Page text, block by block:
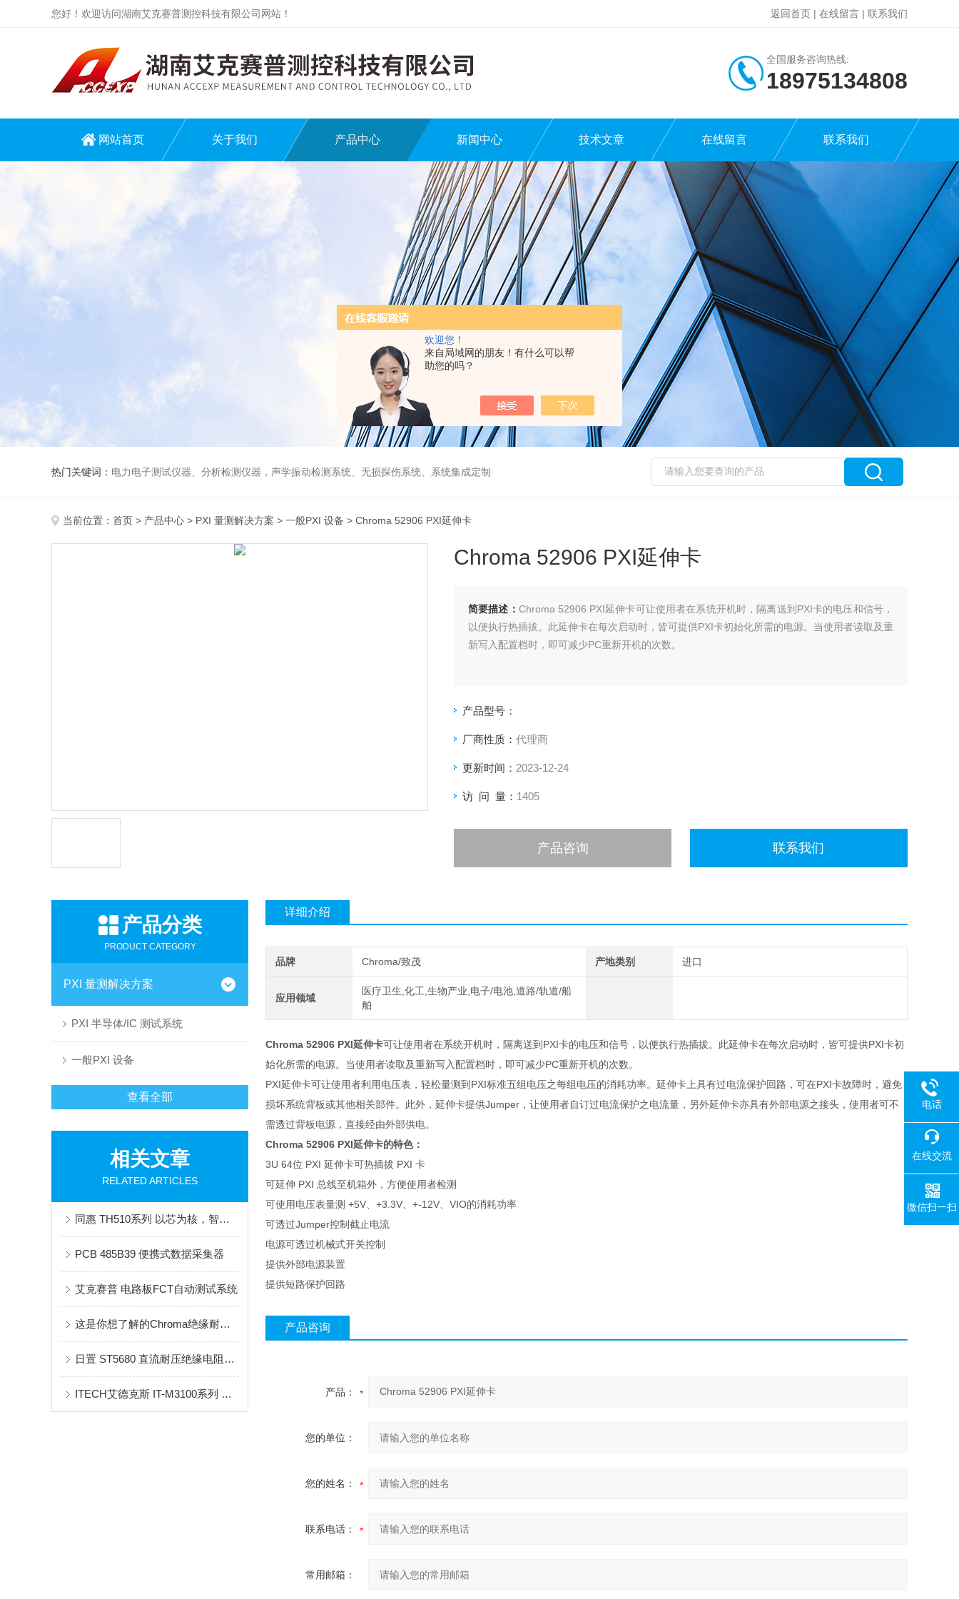
欢迎您！
来自局域网的朋友！有什么可以帮
助您的吗？
您好！欢迎访问湖南艾克赛普测控科技有限公司网站！ 返回首页 | 在线留言 | 联系我们
全国服务咨询热线:
18975134808
网站首页 关于我们 产品中心 新闻中心 技术文章 在线留言 联系我们
热门关键词： 电力电子测试仪器、分析检测仪器，声学振动检测系统、无损探伤系统、系统集成定制
当前位置： 首页 > 产品中心 > PXI 量测解决方案 > 一般PXI 设备 > Chroma 52906 PXI延伸卡
Chroma 52906 PXI延伸卡
简要描述： Chroma 52906 PXI延伸卡可让使用者在系统开机时，隔离送到PXI卡的电压和信号，
以便执行热插拔。此延伸卡在每次启动时，皆可提供PXI卡初始化所需的电源。当使用者读取及重
新写入配置档时，即可减少PC重新开机的次数。
产品型号：
厂商性质： 代理商
更新时间： 2023-12-24
访 问 量： 1405
产品咨询 联系我们
产品分类
PRODUCT CATEGORY
PXI 量测解决方案
PXI 半导体/IC 测试系统
一般PXI 设备
查看全部
相关文章
RELATED ARTICLES
同惠 TH510系列 以芯为核，智护风电未来
PCB 485B39 便携式数据采集器
艾克赛普 电路板FCT自动测试系统
这是你想了解的Chroma绝缘耐压测试仪的操作方法吗
日置 ST5680 直流耐压绝缘电阻测试仪
ITECH艾德克斯 IT-M3100系列 可编程直流电源
详细介绍
品牌 Chroma/致茂 产地类别 进口
应用领域
医疗卫生,化工,生物产业,电子/电池,道路/轨道/船
舶
Chroma 52906 PXI延伸卡可让使用者在系统开机时，隔离送到PXI卡的电压和信号，以便执行热插拔。此延伸卡在每次启动时，皆可提供PXI卡初
始化所需的电源。当使用者读取及重新写入配置档时，即可减少PC重新开机的次数。
PXI延伸卡可让使用者利用电压表，轻松量测到PXI标准五组电压之每组电压的消耗功率。延伸卡上具有过电流保护回路，可在PXI卡故障时，避免
损坏系统背板或其他相关部件。此外，延伸卡提供Jumper，让使用者自订过电流保护之电流量，另外延伸卡亦具有外部电源之接头，使用者可不
需透过背板电源，直接经由外部供电。
Chroma 52906 PXI延伸卡​的特色：
3U 64位 PXI 延伸卡可热插拔 PXI 卡
可延伸 PXI 总线至机箱外，方便使用者检测
可使用电压表量测 +5V、+3.3V、+-12V、VIO的消耗功率
可透过Jumper控制截止电流
电源可透过机械式开关控制
提供外部电源装置
提供短路保护回路
产品咨询
产品：
您的单位：
您的姓名：
联系电话：
常用邮箱：
电话
在线交流
微信扫一扫